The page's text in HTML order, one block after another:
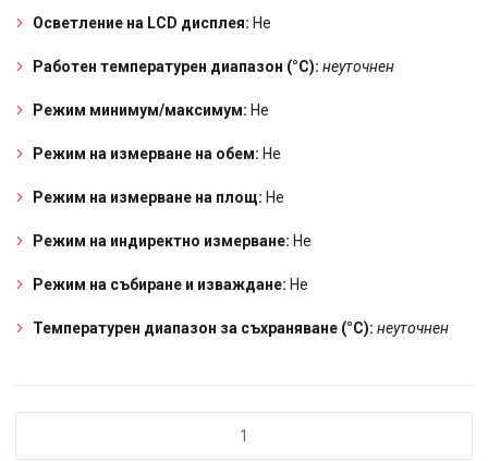
Осветление на LCD дисплея: Не
Работен температурен диапазон (°C): неуточнен
Режим минимум/максимум: Не
Режим на измерване на обем: Не
Режим на измерване на площ: Не
Режим на индиректно измерване: Не
Режим на събиране и изваждане: Не
Температурен диапазон за съхраняване (°C): неуточнен